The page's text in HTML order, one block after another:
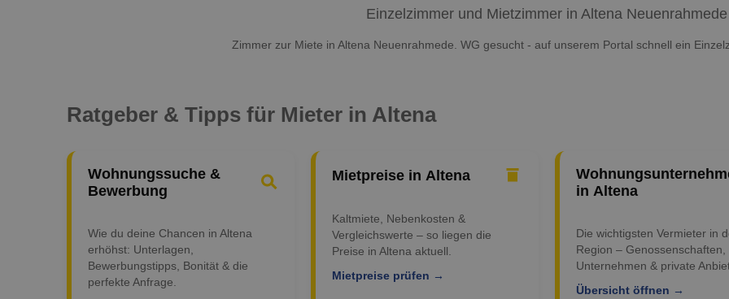
Einzelzimmer und Mietzimmer in Altena Neuenrahmede
Zimmer zur Miete in Altena Neuenrahmede. WG gesucht - auf unserem Portal schnell ein
Ratgeber & Tipps für Mieter in Altena
Wohnungssuche &
Bewerbung
Wie du deine Chancen in Altena
erhöhst: Unterlagen,
Bewerbungstipps, Bonität & die
perfekte Anfrage.
Mietpreise in Altena
Kaltmiete, Nebenkosten &
Vergleichswerte – so liegen die
Preise in Altena aktuell.
Mietpreise prüfen →
in Altena
Die wichtigsten Vermieter in
Region – Genossenschaften,
Unternehmen & private
Übersicht öffnen →